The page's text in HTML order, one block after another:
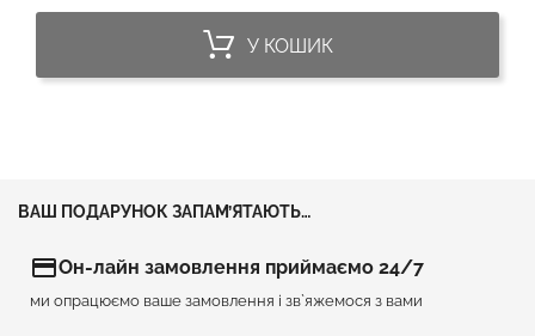
У КОШИК
ВАШ ПОДАРУНОК ЗАПАМ’ЯТАЮТЬ…
credit_cardОн-лайн замовлення приймаємо 24/7
ми опрацюємо ваше замовлення і зв`яжемося з вами